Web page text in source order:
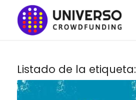
Listado de la etiqueta: